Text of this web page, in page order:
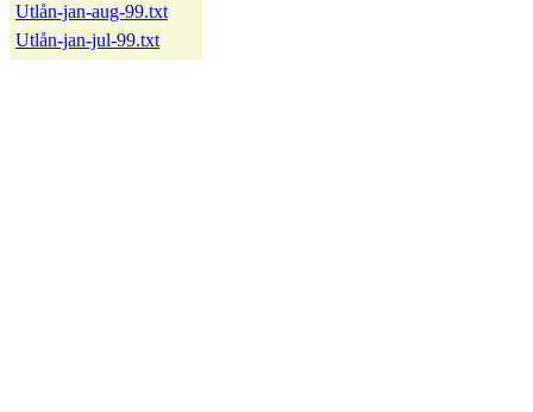
Utlån-jan-aug-99.txt
Utlån-jan-jul-99.txt